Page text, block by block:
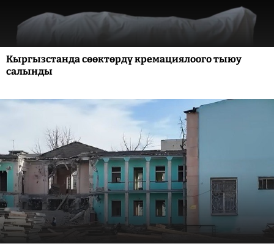
Кыргызстанда сөөктөрдү кремациялоого тыюу
салынды